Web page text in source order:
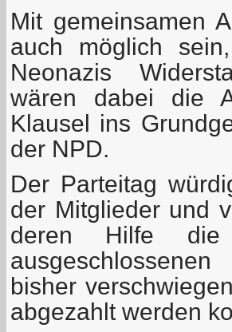
Mit gemeinsamen
auch möglich
Neonazis
wären dabei die
Klausel ins
der NPD.
Der Parteitag
der Mitglieder und
deren Hilfe
bisher
abgezahlt werden